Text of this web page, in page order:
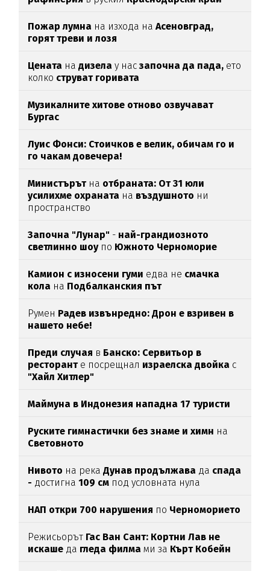
Пожар лумна на изхода наАсеновград,
горят треви и лозя
Цената надизела у насзапочна да пада, ето
колко струват горивата
Музикалните хитове отново озвучават
Бургас
Луис Фонси: Стоичков е велик, обичам го и
го чакам довечера!
Министърътна отбраната: От 31 юли
усилихме охраната на въздушното ни
пространство
Започна "Лунар" - най-грандиозното
светлинно шоупо Южното Черноморие
Камион с износени гуми едва нe смачка
кола на Подбалканския път
Румен Радев извънредно: Дрон е взривен в
нашето небе!
Преди случая в Банско: Сервитьор в
ресторант е посрещнал израелска двойка с
"Хайл Хитлер"
Маймуна в Индонезия нападна 17 туристи
Руските гимнастички без знаме и химн на
Световното
Нивото на рекаДунав продължава да спада
- достигна109 см под условната нула
НАП откри 700 нарушения по Черноморието
Режисьорът Гас Ван Сант: Кортни Лав не
искаше да гледа филма ми за Кърт Кобейн